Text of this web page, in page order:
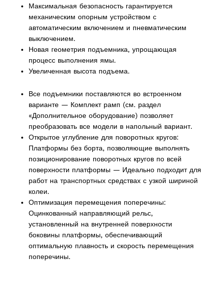
Максимальная безопасность гарантируется
механическим опорным устройством с
автоматическим включением и пневматическим
выключением.
Новая геометрия подъемника, упрощающая
процесс выполнения ямы.
Увеличенная высота подъема.
Все подъемники поставляются во встроенном
варианте — Комплект рамп (см. раздел
«Дополнительное оборудование) позволяет
преобразовать все модели в напольный вариант.
Открытое углубление для поворотных кругов:
Платформы без борта, позволяющие выполнять
позиционирование поворотных кругов по всей
поверхности платформы — Идеально подходит для
работ на транспортных средствах с узкой шириной
колеи.
Оптимизация перемещения поперечины:
Оцинкованный направляющий рельс,
установленный на внутренней поверхности
боковины платформы, обеспечивающий
оптимальную плавность и скорость перемещения
поперечины.